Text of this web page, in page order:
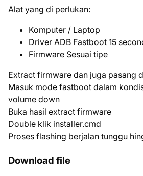
Alat yang di perlukan:
Komputer / Laptop
Driver ADB Fastboot 15
Firmware Sesuai tipe
Extract firmware dan juga pasang
Masuk mode fastboot dalam
volume down
Buka hasil extract firmware
Double klik installer.cmd
Proses flashing berjalan tunggu
Download file